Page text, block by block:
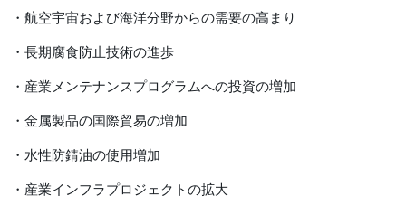
・航空宇宙および海洋分野からの需要の高まり
・長期腐食防止技術の進歩
・産業メンテナンスプログラムへの投資の増加
・金属製品の国際貿易の増加
・水性防錆油の使用増加
・産業インフラプロジェクトの拡大